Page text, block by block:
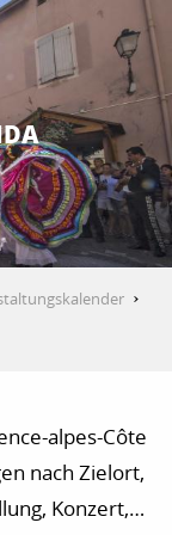
alpes-Côte
nach Zielort,
Konzert,